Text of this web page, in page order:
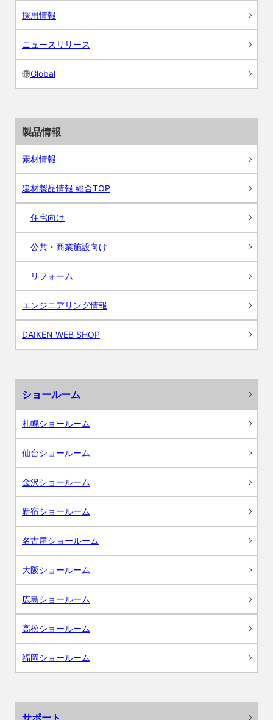
採用情報
ニュースリリース
Global
製品情報
素材情報
建材製品情報 総合TOP
住宅向け
公共・商業施設向け
リフォーム
エンジニアリング情報
DAIKEN WEB SHOP
ショールーム
札幌ショールーム
仙台ショールーム
金沢ショールーム
新宿ショールーム
名古屋ショールーム
大阪ショールーム
広島ショールーム
高松ショールーム
福岡ショールーム
サポート